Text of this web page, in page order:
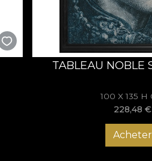
TABLEAU NOBLE
100 X 135 H
228,48 €
Acheter